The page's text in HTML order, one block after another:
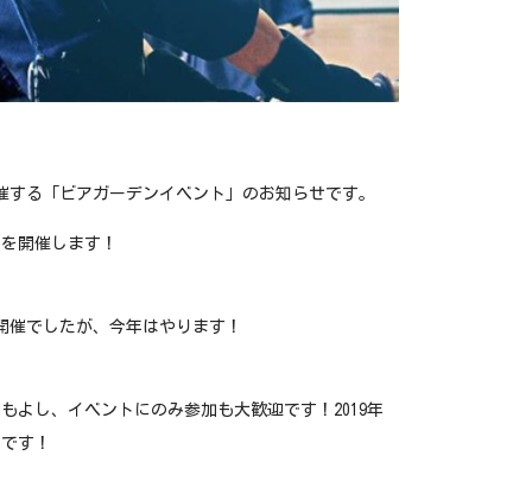
る「ビアガーデンイベント」のお知らせです。
開催します！
でしたが、今年はやります！
よし、イベントにのみ参加も大歓迎です！2019年
す！